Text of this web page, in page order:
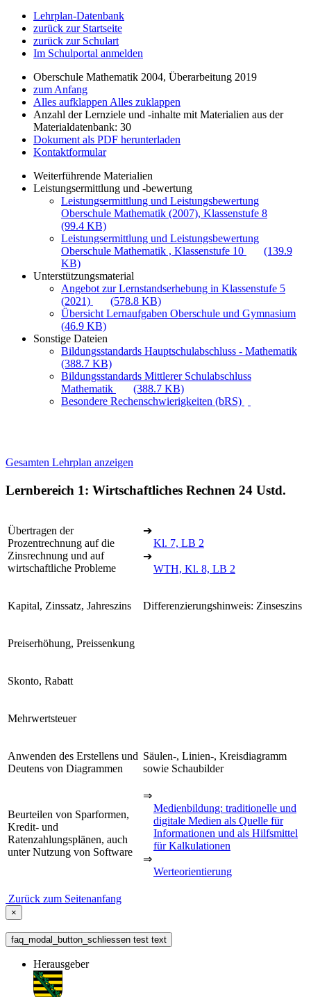
Lehrplan-Datenbank
zurück zur Startseite
zurück zur Schulart
Im Schulportal anmelden
Oberschule Mathematik 2004, Überarbeitung 2019
zum Anfang
Alles aufklappen Alles zuklappen
Anzahl der Lernziele und -inhalte mit Materialien aus der
Materialdatenbank: 30
Dokument als PDF herunterladen
Kontaktformular
Weiterführende Materialien
Leistungsermittlung und -bewertung
Leistungsermittlung und Leistungsbewertung
Oberschule Mathematik (2007), Klassenstufe 8
(99.4 KB)
Leistungsermittlung und Leistungsbewertung
Oberschule Mathematik , Klassenstufe 10
(139.9
KB)
Unterstützungsmaterial
Angebot zur Lernstandserhebung in Klassenstufe 5
(2021)
(578.8 KB)
Übersicht Lernaufgaben Oberschule und Gymnasium
(46.9 KB)
Sonstige Dateien
Bildungsstandards Hauptschulabschluss - Mathematik
(388.7 KB)
Bildungsstandards Mittlerer Schulabschluss
Mathematik
(388.7 KB)
Besondere Rechenschwierigkeiten (bRS)
Gesamten Lehrplan anzeigen
Lernbereich 1: Wirtschaftliches Rechnen 24 Ustd.
Übertragen der
Prozentrechnung auf die
Zinsrechnung und auf
wirtschaftliche Probleme
➔
Kl. 7, LB 2
➔
WTH, Kl. 8, LB 2
Kapital, Zinssatz, Jahreszins Differenzierungshinweis: Zinseszins
Preiserhöhung, Preissenkung
Skonto, Rabatt
Mehrwertsteuer
Anwenden des Erstellens und
Deutens von Diagrammen
Säulen-, Linien-, Kreisdiagramm
sowie Schaubilder
Beurteilen von Sparformen,
Kredit- und
Ratenzahlungsplänen, auch
unter Nutzung von Software
⇒
Medienbildung: traditionelle und
digitale Medien als Quelle für
Informationen und als Hilfsmittel
für Kalkulationen
⇒
Werteorientierung
Zurück zum Seitenanfang
×
faq_modal_button_schliessen test text
Herausgeber